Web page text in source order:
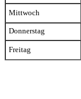
Mittwoch
Donnerstag
Freitag